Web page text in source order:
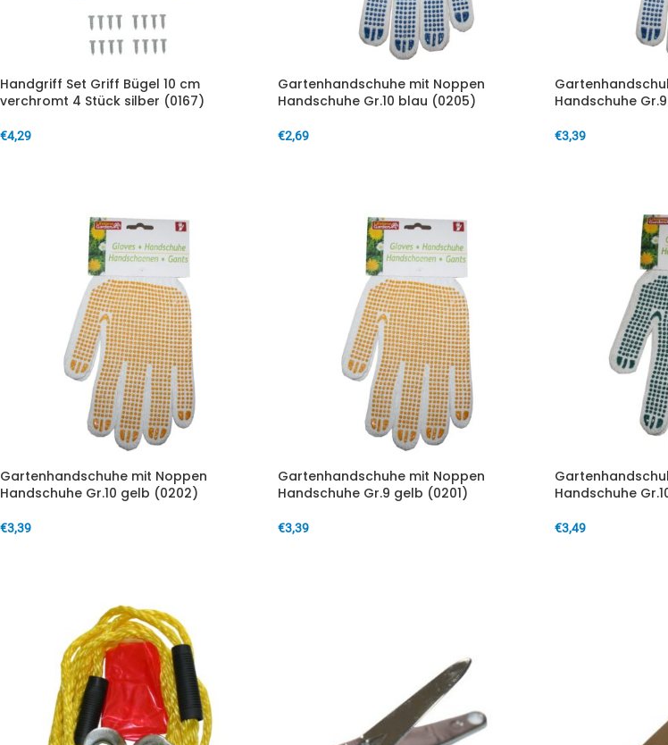
Handgriff Set Griff Bügel 10 cm
verchromt 4 Stück silber (0167)
€4,29
Gartenhandschuhe mit Noppen
Handschuhe Gr.10 blau (0205)
€2,69
Handschuhe
€3,39
Gartenhandschuhe mit Noppen
Handschuhe Gr.10 gelb (0202)
€3,39
Gartenhandschuhe mit Noppen
Handschuhe Gr.9 gelb (0201)
€3,39
Handschuhe
€3,49